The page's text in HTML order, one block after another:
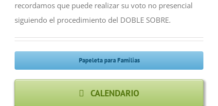
recordamos que puede realizar su voto no presencial
siguiendo el procedimiento del DOBLE SOBRE.
Papeleta para Familias
CALENDARIO